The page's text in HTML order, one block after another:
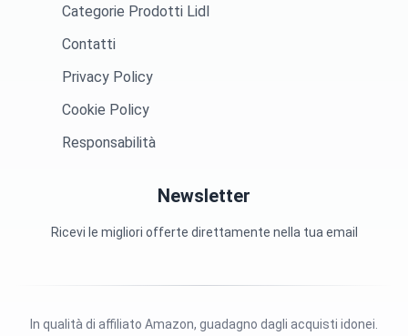
Categorie Prodotti Lidl
Contatti
Privacy Policy
Cookie Policy
Responsabilità
Newsletter
Ricevi le migliori offerte direttamente nella tua email
In qualità di affiliato Amazon, guadagno dagli acquisti idonei.